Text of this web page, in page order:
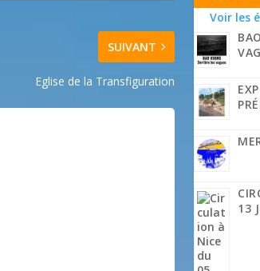
SUIVANT
Eglise de la Transfiguration
Voir les
13